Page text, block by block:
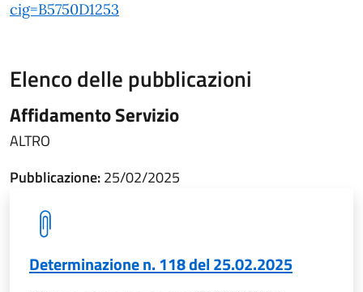
cig=B5750D1253
Elenco delle pubblicazioni
Affidamento Servizio
ALTRO
Pubblicazione:25/02/2025
Determinazione n. 118 del 25.02.2025